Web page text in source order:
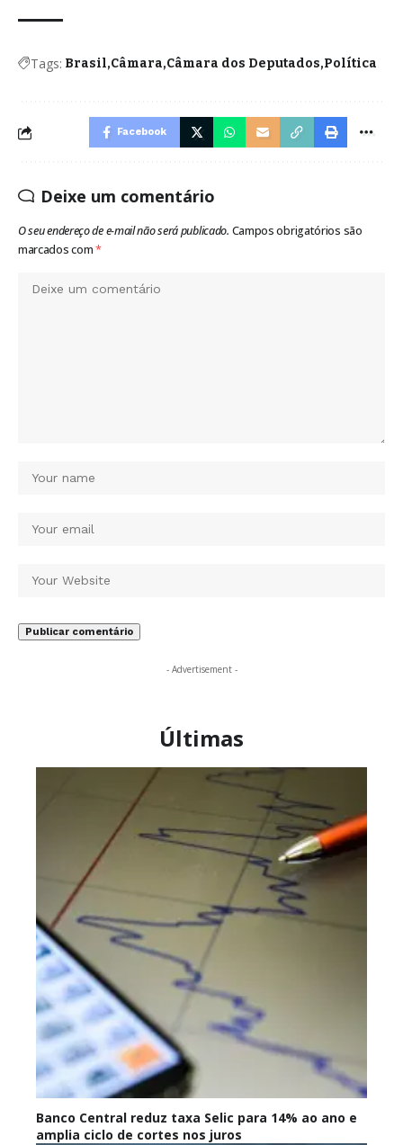
Tags: Brasil Câmara Câmara dos Deputados Política
Facebook
Deixe um comentário
O seu endereço de e-mail não será publicado. Campos obrigatórios são
marcados com*
- Advertisement -
Últimas
Banco Central reduz taxa Selic para 14% ao ano e
amplia ciclo de cortes nos juros